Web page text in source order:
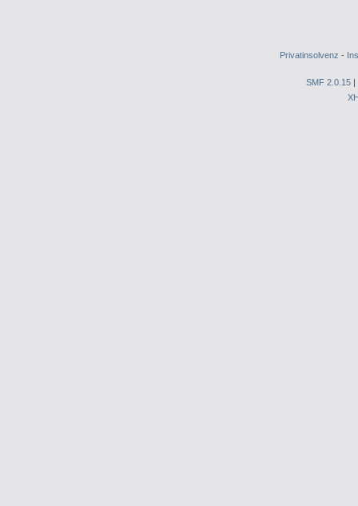
Privatinsolvenz -
SMF 2.0.15 |